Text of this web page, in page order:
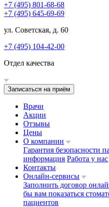
+7 (495) 801-68-68
+7 (495) 645-69-69
ул. Советская, д. 60
+7 (495) 104-42-00
Отдел качества
Записаться на приём
Врачи
Акции
Отзывы
Цены
О компании
Гарантия безопасности
информация Работа у нас
Контакты
Онлайн-сервисы
Заполнить договор
бы вам показаться
пациентов